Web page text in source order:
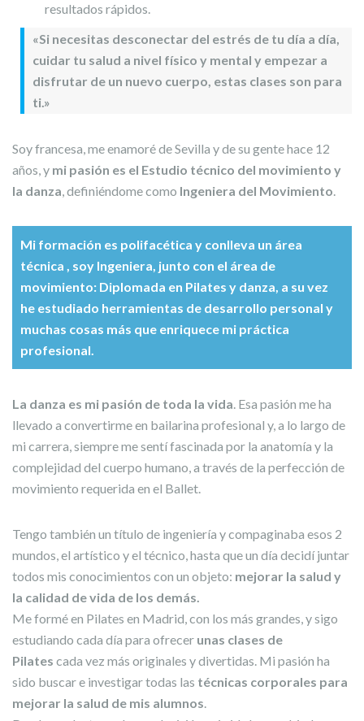
resultados rápidos.
«Si necesitas desconectar del estrés de tu día a día,
cuidar tu salud a nivel físico y mental y empezar a
disfrutar de un nuevo cuerpo, estas clases son para
ti.»
Soy francesa, me enamoré de Sevilla y de su gente hace 12
años, y mi pasión es el Estudio técnico del movimiento y
la danza, definiéndome como Ingeniera del Movimiento.
Mi formación es polifacética y conlleva un área
técnica , soy Ingeniera, junto con el área de
movimiento: Diplomada en Pilates y danza, a su vez
he estudiado herramientas de desarrollo personal y
muchas cosas más que enriquece mi práctica
profesional.
La danza es mi pasión de toda la vida. Esa pasión me ha
llevado a convertirme en bailarina profesional y, a lo largo de
mi carrera, siempre me sentí fascinada por la anatomía y la
complejidad del cuerpo humano, a través de la perfección de
movimiento requerida en el Ballet.
Tengo también un título de ingeniería y compaginaba esos 2
mundos, el artístico y el técnico, hasta que un día decidí juntar
todos mis conocimientos con un objeto: mejorar la salud y
la calidad de vida de los demás.
Me formé en Pilates en Madrid, con los más grandes, y sigo
estudiando cada día para ofrecer unas clases de
Pilates cada vez más originales y divertidas. Mi pasión ha
sido buscar e investigar todas las técnicas corporales para
mejorar la salud de mis alumnos.